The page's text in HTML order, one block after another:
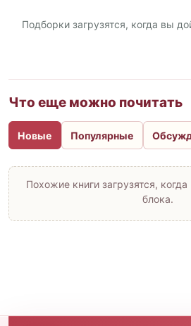
Подборки загрузятся, когда вы
Что еще можно почитать
Новые Популярные
Похожие книги загрузятся,
блока.